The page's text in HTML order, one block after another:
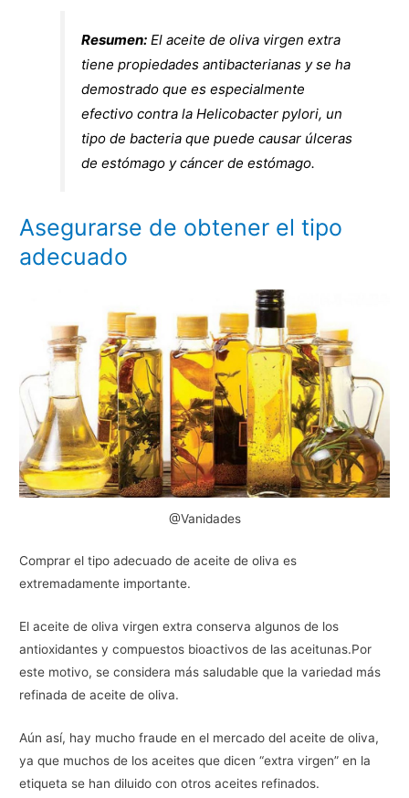
Resumen: El aceite de oliva virgen extra
tiene propiedades antibacterianas y se ha
demostrado que es especialmente
efectivo contra la Helicobacter pylori, un
tipo de bacteria que puede causar úlceras
de estómago y cáncer de estómago.
Asegurarse de obtener el tipo
adecuado
@Vanidades
Comprar el tipo adecuado de aceite de oliva es
extremadamente importante.
El aceite de oliva virgen extra conserva algunos de los
antioxidantes y compuestos bioactivos de las aceitunas.Por
este motivo, se considera más saludable que la variedad más
refinada de aceite de oliva.
Aún así, hay mucho fraude en el mercado del aceite de oliva,
ya que muchos de los aceites que dicen “extra virgen” en la
etiqueta se han diluido con otros aceites refinados.